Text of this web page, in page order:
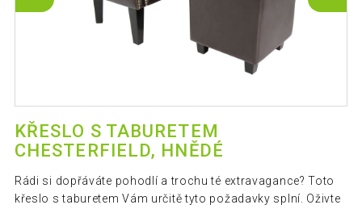
KŘESLO S TABURETEM
CHESTERFIELD, HNĚDÉ
Rádi si dopřáváte pohodlí a trochu té extravagance? Toto
křeslo s taburetem Vám určitě tyto požadavky splní. Oživte